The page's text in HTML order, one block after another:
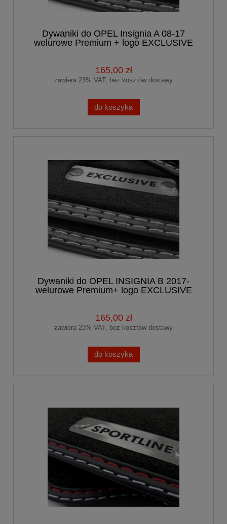
Dywaniki do OPEL Insignia A 08-17
welurowe Premium + logo EXCLUSIVE
165,00 zł
zawiera 23% VAT, bez kosztów dostawy
do koszyka
Dywaniki do OPEL INSIGNIA B 2017-
welurowe Premium+ logo EXCLUSIVE
165,00 zł
zawiera 23% VAT, bez kosztów dostawy
do koszyka